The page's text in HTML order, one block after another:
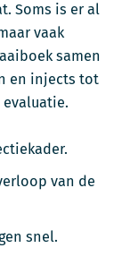
Soms is er al
vaak
samen
en injects tot
van de
snel.